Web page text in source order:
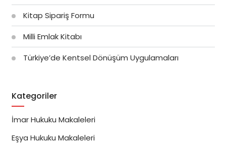
Kitap Sipariş Formu
Milli Emlak Kitabı
Türkiye’de Kentsel Dönüşüm Uygulamaları
Kategoriler
İmar Hukuku Makaleleri
Eşya Hukuku Makaleleri